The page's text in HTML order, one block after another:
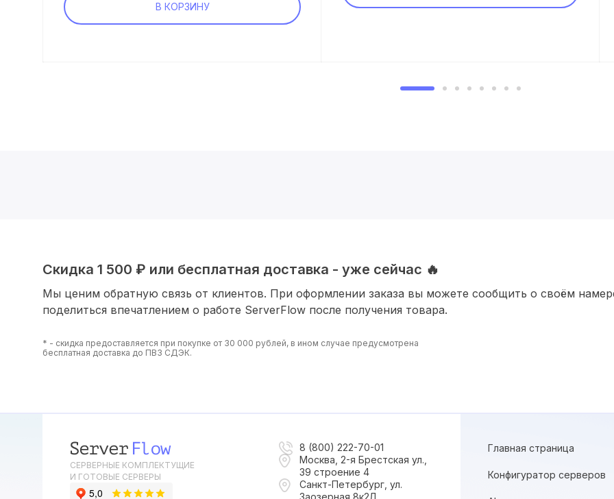
В КОРЗИНУ
Скидка 1 500 ₽ или бесплатная доставка - уже сейчас 🔥
Мы ценим обратную связь от клиентов. При оформлении заказа вы можете сообщить о своём
поделиться впечатлением о работе ServerFlow после получения товара.
* - скидка предоставляется при покупке от 30 000 рублей, в ином случае предусмотрена
бесплатная доставка до ПВЗ СДЭК.
СЕРВЕРНЫЕ КОМПЛЕКТУЩИЕ
И ГОТОВЫЕ СЕРВЕРЫ
8 (800) 222-70-01
Москва, 2-я Брестская ул.,
39 строение 4
Санкт-Петербург, ул.
Заозерная 8к2Л
Главная страница
Конфигуратор серверов